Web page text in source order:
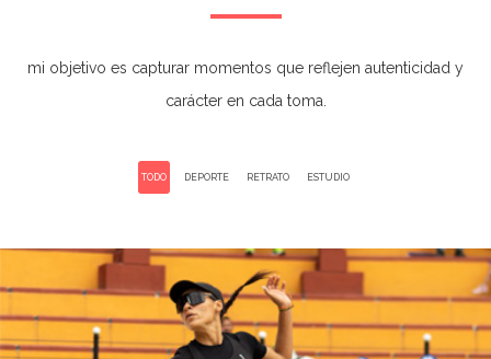
mi objetivo es capturar momentos que reflejen autenticidad y
carácter en cada toma.
TODO DEPORTE RETRATO ESTUDIO